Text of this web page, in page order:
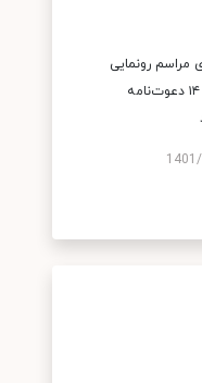
مراسم رونمایی
آیفون ۱۴ دعوت‌نامه